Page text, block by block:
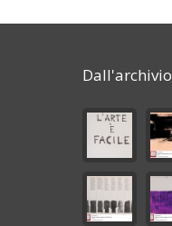
Dall'archivio